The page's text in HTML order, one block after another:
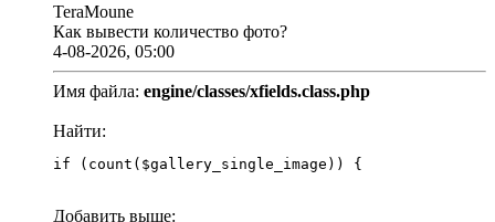
TeraMoune
Как вывести количество фото?
4-08-2026, 05:00
Имя файла: engine/classes/xfields.class.php
Найти:
if (count($gallery_single_image)) {
Добавить выше: